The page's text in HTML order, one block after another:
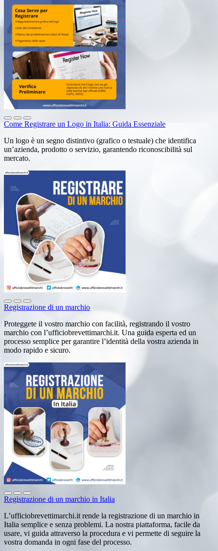
Come Registrare un Logo in Italia: Guida Essenziale
Un logo è un segno distintivo (grafico o testuale) che identifica
un’azienda, prodotto o servizio, garantendo riconoscibilità sul
mercato.
Registrazione di un marchio
Proteggete il vostro marchio con facilità, registrando il vostro
marchio con l’ufficiobrevettimarchi.it. Una guida esperta ed un
processo semplice per garantire l’identità della vostra azienda in
modo rapido e sicuro.
Registrazione di un marchio in Italia
L’ufficiobrevettimarchi.it rende la registrazione di un marchio in
Italia semplice e senza problemi. La nostra piattaforma, facile da
usare, vi guida attraverso la procedura e vi permette di seguire la
vostra domanda in ogni fase del processo.